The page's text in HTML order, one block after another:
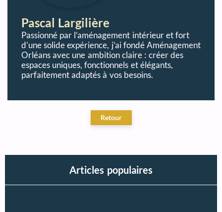
Pascal Largilière
Passionné par l’aménagement intérieur et fort
d’une solide expérience, j’ai fondé Aménagement
Orléans avec une ambition claire : créer des
espaces uniques, fonctionnels et élégants,
parfaitement adaptés à vos besoins.
Articles populaires